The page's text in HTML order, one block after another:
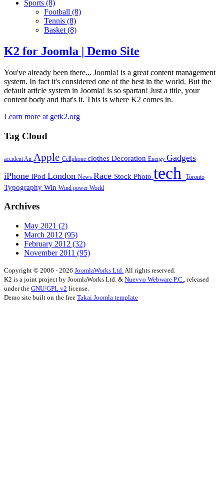
Sports (8)
Football (8)
Tennis (8)
Basket(8)
K2 for Joomla | Demo Site
You've already been there... Joomla! is a great content management
system. In fact it's considered one of the best in the world. But the
default article system in Joomla! is so spartan! Just a title, your
content body and that's it. This is where K2 comes in.
Learn more at getk2.org
Tag Cloud
accident Air Apple Cellphone clothes Decoration Energy Gadgets
iPhone iPod London News Race Stock Photo tech Toronto
Typography Win Wind power World
Archives
May 2021 (2)
March 2012 (95)
February 2012 (32)
November 2011 (95)
Copyright © 2006 - 2026 JoomlaWorks Ltd.All rights reserved.
K2 is a joint project by JoomlaWorks Ltd. & Nuevvo Webware P.C., released
under the GNU/GPL v2 license.
Demo site built on the free Takai Joomla template